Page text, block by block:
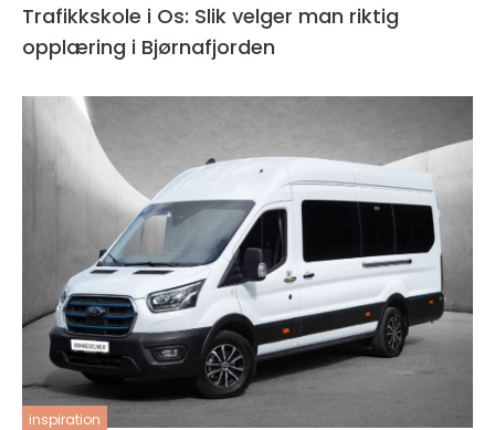
Trafikkskole i Os: Slik velger man riktig
opplæring i Bjørnafjorden
inspiration